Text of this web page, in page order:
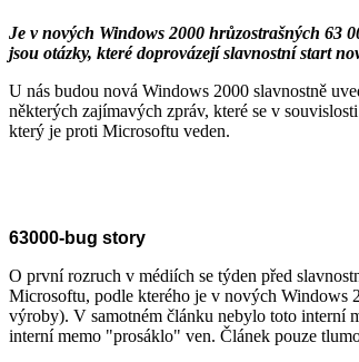
Je v nových Windows 2000 hrůzostrašných 63
jsou otázky, které doprovázejí slavnostní start
U nás budou nová Windows 2000 slavnostně
některých zajímavých zpráv, které se v
který je proti Microsoftu veden.
63000-bug story
O první rozruch v médiích se týden před
Microsoftu, podle kterého je v nových Windows
výroby). V samotném článku nebylo toto interní
interní memo "prosáklo" ven. Článek pouze